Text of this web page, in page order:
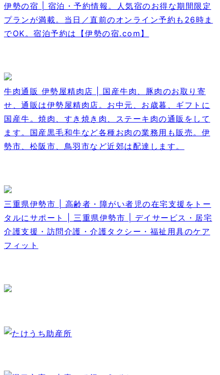
伊勢の宿 | 宿泊・予約情報。人気宿のお得な期間限定
プランが満載。当日／直前のオンライン予約も26時ま
でOK。宿泊予約は【伊勢の宿.com】
牛肉通販 伊勢屋精肉店 | 国産牛肉、豚肉のお取り寄
せ、通販は伊勢屋精肉店。お中元、お歳暮、ギフトに
国産牛。焼肉、すき焼き肉、ステーキ肉の通販をして
ます。国産黒毛和牛など各種お肉の業務用も販売。伊
勢市、松阪市、鳥羽市など近郊は配達します。
三重県伊勢市 | 高齢者・障がい者児の在宅支援をトー
タルにサポート | 三重県伊勢市 | デイサービス・居宅
介護支援・訪問介護・介護タクシー・福祉用具のケア
フィット